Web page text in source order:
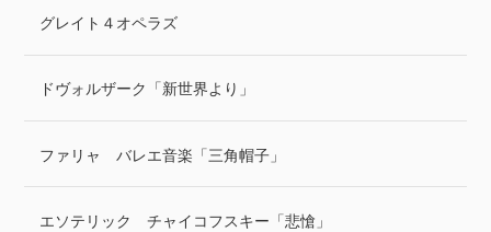
グレイト４オペラズ
ドヴォルザーク「新世界より」
ファリャ バレエ音楽「三角帽子」
エソテリック チャイコフスキー「悲愴」